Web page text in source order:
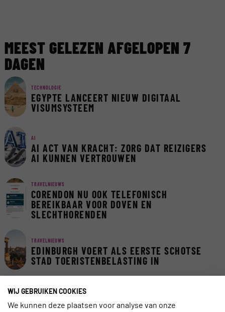
MEEST GELEZEN AFGELOPEN 7
DAGEN
TECHNOLOGIE
EGYPTE LANCEERT NIEUW DIGITAAL
VISUMSYSTEEM
AI
AI ACT VAN KRACHT: ZORG DAT REIZIGERS
AI KUNNEN VERTROUWEN
TRAVELNIEUWS
CORENDON NU OOK TELEFONISCH
BEREIKBAAR VOOR DOVEN EN
SLECHTHORENDEN
TRAVELNIEUWS
EDINBURGH VOERT ALS EERSTE SCHOTSE
STAD TOERISTENBELASTING IN
TRAVELNIEUWS
EUROPA BLIJFT FAVORIET IN LAST-
WIJ GEBRUIKEN COOKIES
We kunnen deze plaatsen voor analyse van onze